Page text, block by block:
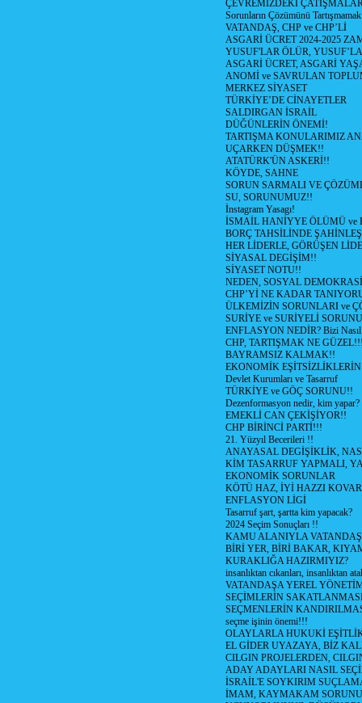
ÇEVREMİZDEKİ
Sorunların Çözümünü
VATANDAŞ, CHP ve CHP’Lİ
ASGARİ ÜCRET 2024-2025
YUSUF'LAR ÖLÜR,
ASGARİ ÜCRET, ASGARİ
ANOMİ ve SAVRULAN
MERKEZ SİYASET
TÜRKİYE’DE CİNAYETLER
SALDIRGAN İSRAİL
DÜĞÜNLERİN ÖNEMİ!
TARTIŞMA KONULARIMIZ
UÇARKEN DÜŞMEK!!
ATATÜRK'ÜN ASKERİ!!
KÖYDE, SAHNE
SORUN SARMALI VE
SU, SORUNUMUZ!!
İnstagram Yasagı!
İSMAİL HANİYYE ÖLÜMÜ ve
BORÇ TAHSİLİNDE
HER LİDERLE, GÖRÜŞEN
SİYASAL DEGİŞİM!!
SİYASET NOTU!!
NEDEN, SOSYAL
CHP’Yİ NE KADAR
ÜLKEMİZİN SORUNLARI ve
SURİYE ve SURİYELİ
ENFLASYON NEDİR? Bizi
CHP, TARTIŞMAK NE
BAYRAMSIZ KALMAK!!
EKONOMİK
Devlet Kurumları ve Tasarruf
TÜRKİYE ve GÖÇ SORUNU!!
Dezenformasyon nedir, kim yapar?
EMEKLİ CAN ÇEKİŞİYOR!!
CHP BİRİNCİ PARTİ!!!
21. Yüzyıl Becerileri !!
ANAYASAL DEGİŞİKLİK,
KİM TASARRUF YAPMALI,
EKONOMİK SORUNLAR
KÖTÜ HAZ, İYİ HAZZI
ENFLASYON LİGİ
Tasarruf şart, şartta kim yapacak?
2024 Seçim Sonuçları !!
KAMU ALANIYLA
BİRİ YER, BİRİ BAKAR,
KURAKLIĞA HAZIRMIYIZ?
insanlıktan cıkanları, insanlıktan
VATANDAŞA YEREL
SEÇİMLERİN
SEÇMENLERİN
seçme işinin önemi!!!
OLAYLARLA HUKUKİ
EL GİDER UYAZAYA, BİZ
CILGIN PROJELERDEN,
ADAY ADAYLARI NASIL
İSRAİL'E SOYKIRIM
İMAM, KAYMAKAM SORUNU